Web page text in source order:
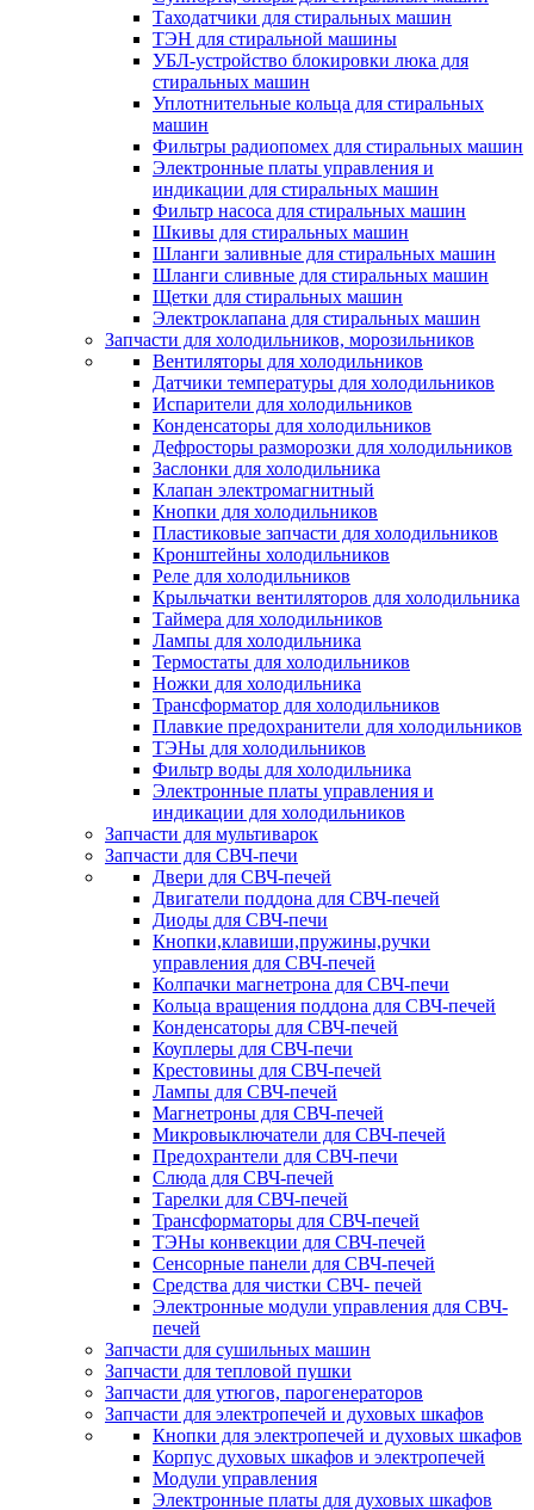
Таходатчики для стиральных машин
ТЭН для стиральной машины
УБЛ-устройство блокировки люка для
стиральных машин
Уплотнительные кольца для стиральных
машин
Фильтры радиопомех для стиральных машин
Электронные платы управления и
индикации для стиральных машин
Фильтр насоса для стиральных машин
Шкивы для стиральных машин
Шланги заливные для стиральных машин
Шланги сливные для стиральных машин
Щетки для стиральных машин
Электроклапана для стиральных машин
Запчасти для холодильников, морозильников
Вентиляторы для холодильников
Датчики температуры для холодильников
Испарители для холодильников
Конденсаторы для холодильников
Дефросторы разморозки для холодильников
Заслонки для холодильника
Клапан электромагнитный
Кнопки для холодильников
Пластиковые запчасти для холодильников
Кронштейны холодильников
Реле для холодильников
Крыльчатки вентиляторов для холодильника
Таймера для холодильников
Лампы для холодильника
Термостаты для холодильников
Ножки для холодильника
Трансформатор для холодильников
Плавкие предохранители для холодильников
ТЭНы для холодильников
Фильтр воды для холодильника
Электронные платы управления и
индикации для холодильников
Запчасти для мультиварок
Запчасти для СВЧ-печи
Двери для СВЧ-печей
Двигатели поддона для СВЧ-печей
Диоды для СВЧ-печи
Кнопки,клавиши,пружины,ручки
управления для СВЧ-печей
Колпачки магнетрона для СВЧ-печи
Кольца вращения поддона для СВЧ-печей
Конденсаторы для СВЧ-печей
Коуплеры для СВЧ-печи
Крестовины для СВЧ-печей
Лампы для СВЧ-печей
Магнетроны для СВЧ-печей
Микровыключатели для СВЧ-печей
Предохрантели для СВЧ-печи
Слюда для СВЧ-печей
Тарелки для СВЧ-печей
Трансформаторы для СВЧ-печей
ТЭНы конвекции для СВЧ-печей
Сенсорные панели для СВЧ-печей
Средства для чистки СВЧ- печей
Электронные модули управления для СВЧ-
печей
Запчасти для сушильных машин
Запчасти для тепловой пушки
Запчасти для утюгов, парогенераторов
Запчасти для электропечей и духовых шкафов
Кнопки для электропечей и духовых шкафов
Корпус духовых шкафов и электропечей
Модули управления
Электронные платы для духовых шкафов